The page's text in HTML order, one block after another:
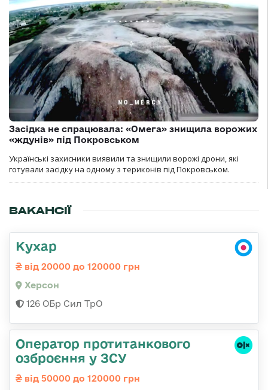
Засідка не спрацювала: «Омега» знищила ворожих
«ждунів» під Покровськом
Українські захисники виявили та знищили ворожі дрони, які
готували засідку на одному з териконів під Покровськом.
ВАКАНСІЇ
Кухар
від 20000 до 120000 грн
Херсон
126 ОБр Сил ТрО
Оператор протитанкового
озброєння у ЗСУ
від 50000 до 120000 грн